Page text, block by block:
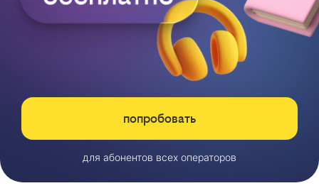
попробовать
для абонентов всех операторов